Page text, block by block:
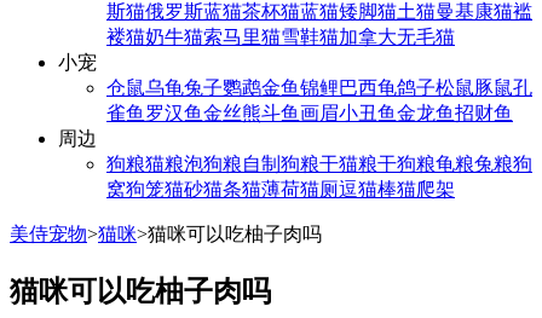
斯猫俄罗斯蓝猫茶杯猫蓝猫矮脚猫土猫曼基康猫褴
褛猫奶牛猫索马里猫雪鞋猫加拿大无毛猫
小宠
仓鼠乌龟兔子鹦鹉金鱼锦鲤巴西龟鸽子松鼠豚鼠孔
雀鱼 罗汉鱼金丝熊斗鱼画眉小丑鱼金龙鱼招财鱼
周边
狗粮猫粮泡狗粮自制狗粮干猫粮干狗粮龟粮兔粮狗
窝狗笼猫砂猫条猫薄荷猫厕逗猫棒猫爬架
美侍宠物>猫咪>猫咪可以吃柚子肉吗
猫咪可以吃柚子肉吗